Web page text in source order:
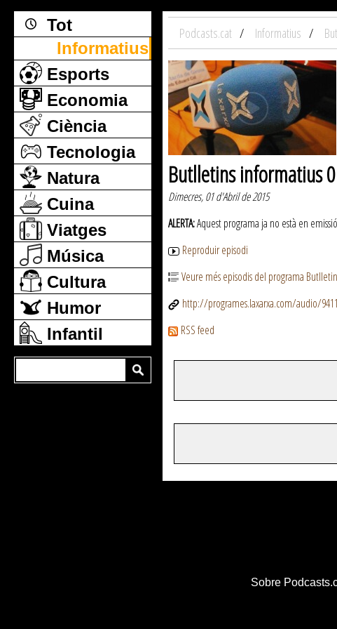
Tot
Informatius
Esports
Economia
Ciència
Tecnologia
Natura
Cuina
Viatges
Música
Cultura
Humor
Infantil
Podcasts.cat Informatius
Butlletins informatius
Dimecres, 01 d'Abril de 2015
ALERTA:Aquest programa ja no està en
Reproduir episodi
Veure més episodis del programa
http://programes.laxarxa.com/audio/
RSS feed
Sobre